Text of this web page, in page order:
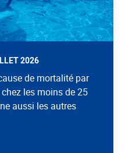
2026
de mortalité par
les moins de 25
aussi les autres